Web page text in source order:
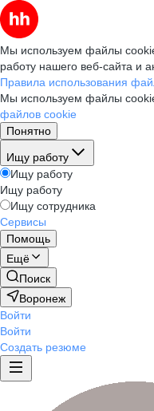
Мы используем файлы
работу нашего веб-сайта и
Правила использования
Мы используем файлы
файлов cookie
Понятно
Ищу работу
Ищу работу
Ищу работу
Ищу сотрудника
Сервисы
Помощь
Ещё
Поиск
Воронеж
Войти
Войти
Создать резюме